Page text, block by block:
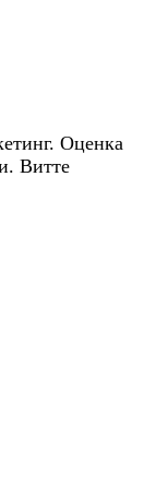
Оценка
Витте